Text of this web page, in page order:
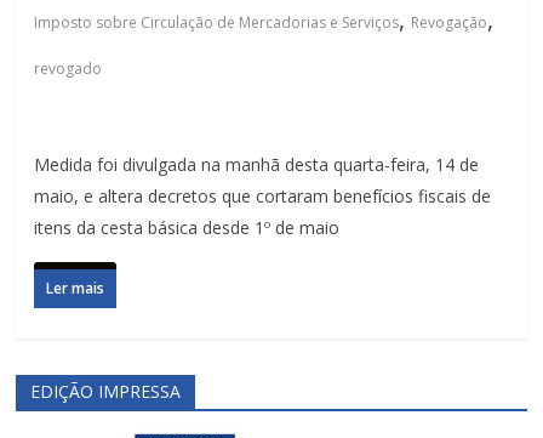
Imposto sobre Circulação de Mercadorias e Serviços, Revogação,
revogado
Medida foi divulgada na manhã desta quarta-feira, 14 de
maio, e altera decretos que cortaram benefícios fiscais de
itens da cesta básica desde 1º de maio
Ler mais
EDIÇÃO IMPRESSA